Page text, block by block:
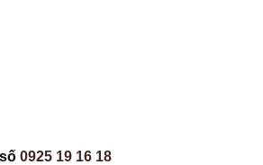
0925 19 16 18